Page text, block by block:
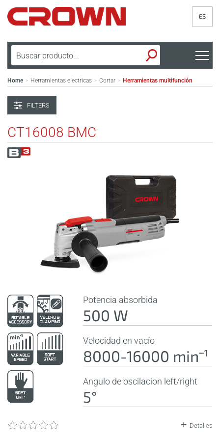
ES
Home > Herramientas electricas > Cortar > Herramientas multifunción
FILTERS
CT16008 BMC
Potencia absorbida
500 W
Velocidad en vacío
8000-16000 minˉ¹
Angulo de oscilacion left/right
5°
Detalles